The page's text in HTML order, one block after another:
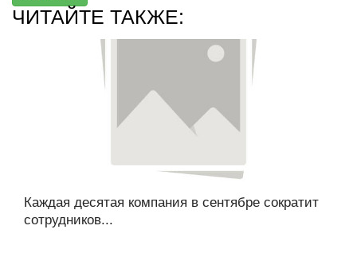
ЧИТАЙТЕ ТАКЖЕ:
Каждая десятая компания в сентябре сократит
сотрудников...